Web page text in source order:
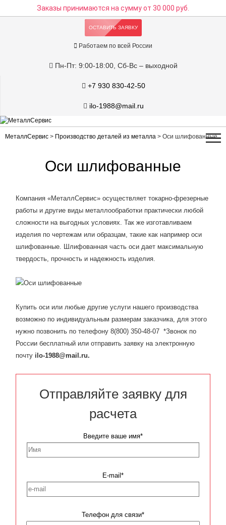
Заказы принимаются на суммуот 30 000 руб.
ОСТАВИТЬ ЗАЯВКУ
Работаем по всей России
Пн-Пт: 9:00-18:00, Сб-Вс – выходной
+7 930 830-42-50
ilo-1988@mail.ru
МеталлСервис > Производство деталей из металла > Оси шлифованные
Оси шлифованные
Компания «МеталлСервис» осуществляет токарно-фрезерные
работы и другие виды металлообработки практически любой
сложности на выгодных условиях. Так же изготавливаем
изделия по чертежам или образцам, такие как например оси
шлифованные. Шлифованная часть оси дает максимальную
твердость, прочность и надежность изделия.
Купить оси или любые другие услуги нашего производства
возможно по индивидуальным размерам заказчика, для этого
нужно позвонить по телефону 8(800) 350-48-07 *Звонок по
России бесплатный или отправить заявку на электронную
почту ilo-1988@mail.ru.
Отправляйте заявку для
расчета
Введите ваше имя*
E-mail*
Телефон для связи*